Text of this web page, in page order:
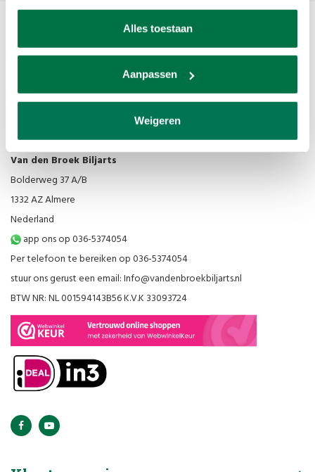
Alles toestaan
Aanpassen
Weigeren
Van den Broek Biljarts staat voor kwaliteit, vakmanschap en service.
Van den Broek Biljarts
Bolderweg 37 A/B
1332 AZ Almere
Nederland
app ons op 036-5374054
Per telefoon te bereiken op 036-5374054
stuur ons gerust een email:Info@vandenbroekbiljarts.nl
BTW NR: NL 001594143B56 K.V.K 33093724